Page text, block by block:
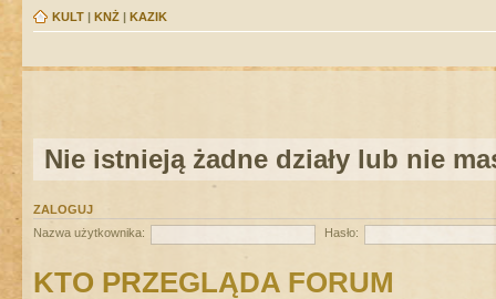
KULT | KNŻ | KAZIK
Nie istnieją żadne działy lub nie
ZALOGUJ
Nazwa użytkownika:
Hasło:
KTO PRZEGLĄDA FORUM